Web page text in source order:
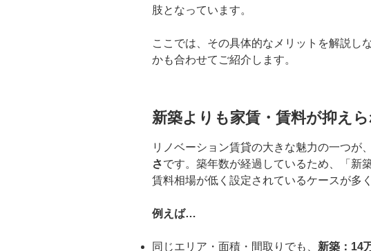
肢となっています。
ここでは、その具体的なメリットを解説し
かも合わせてご紹介します。
新築よりも家賃・賃料が抑え
リノベーション賃貸の大きな魅力の一つが、
さです。築年数が経過しているため、「新
賃料相場が低く設定されているケースが多
例えば…
同じエリア・面積・間取りでも、 新築：14